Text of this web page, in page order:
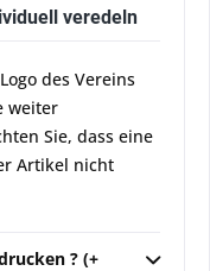
veredeln
des Vereins
weiter
Sie, dass eine
Artikel nicht
? (+